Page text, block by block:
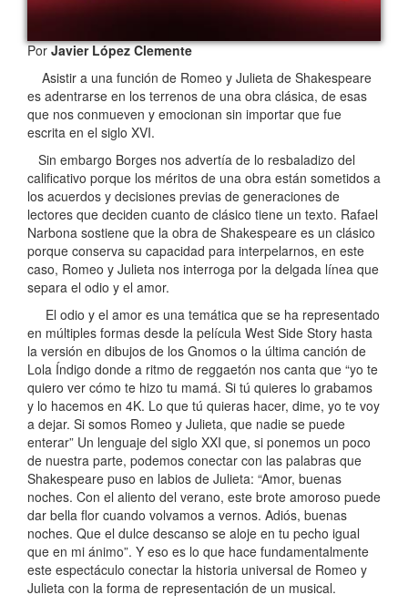
PorJavier López Clemente
Asistir a una función de Romeo y Julieta de Shakespeare
es adentrarse en los terrenos de una obra clásica, de esas
que nos conmueven y emocionan sin importar que fue
escrita en el siglo XVI.
Sin embargo Borges nos advertía de lo resbaladizo del
calificativo porque los méritos de una obra están sometidos a
los acuerdos y decisiones previas de generaciones de
lectores que deciden cuanto de clásico tiene un texto. Rafael
Narbona sostiene que la obra de Shakespeare es un clásico
porque conserva su capacidad para interpelarnos, en este
caso, Romeo y Julieta nos interroga por la delgada línea que
separa el odio y el amor.
El odio y el amor es una temática que se ha representado
en múltiples formas desde la película West Side Story hasta
la versión en dibujos de los Gnomos o la última canción de
Lola Índigo donde a ritmo de reggaetón nos canta que “yo te
quiero ver cómo te hizo tu mamá. Si tú quieres lo grabamos
y lo hacemos en 4K. Lo que tú quieras hacer, dime, yo te voy
a dejar. Si somos Romeo y Julieta, que nadie se puede
enterar” Un lenguaje del siglo XXI que, si ponemos un poco
de nuestra parte, podemos conectar con las palabras que
Shakespeare puso en labios de Julieta: “Amor, buenas
noches. Con el aliento del verano, este brote amoroso puede
dar bella flor cuando volvamos a vernos. Adiós, buenas
noches. Que el dulce descanso se aloje en tu pecho igual
que en mi ánimo”. Y eso es lo que hace fundamentalmente
este espectáculo conectar la historia universal de Romeo y
Julieta con la forma de representación de un musical.